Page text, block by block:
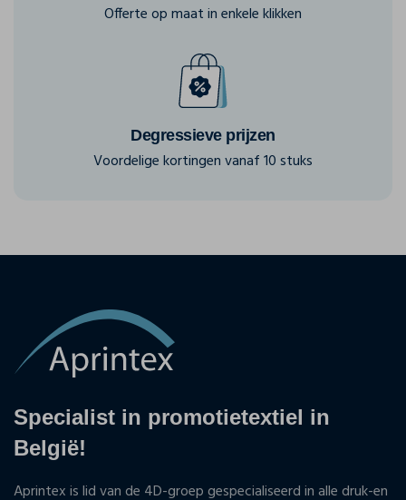
Offerte op maat in enkele klikken
Degressieve prijzen
Voordelige kortingen vanaf 10 stuks
Specialist in promotietextiel in
België!
Aprintex is lid van de 4D-groep gespecialiseerd in alle druk-en